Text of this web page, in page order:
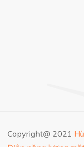
Copyright@ 2021